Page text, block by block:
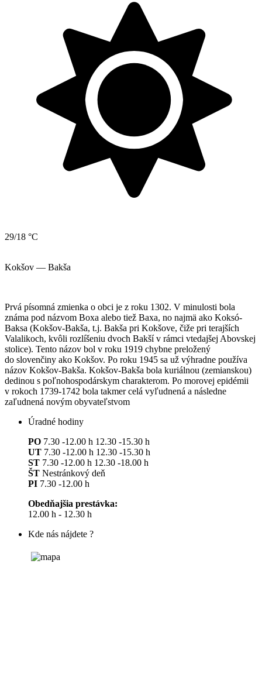
29/18 °C
Kokšov — Bakša
Prvá písomná zmienka o obci je z roku 1302. V minulosti bola
známa pod názvom Boxa alebo tiež Baxa, no najmä ako Koksó-
Baksa (Kokšov-Bakša, t.j. Bakša pri Kokšove, čiže pri terajších
Valalikoch, kvôli rozlíšeniu dvoch Bakší v rámci vtedajšej Abovskej
stolice). Tento názov bol v roku 1919 chybne preložený
do slovenčiny ako Kokšov. Po roku 1945 sa už výhradne používa
názov Kokšov-Bakša. Kokšov-Bakša bola kuriálnou (zemianskou)
dedinou s poľnohospodárskym charakterom. Po morovej epidémii
v rokoch 1739-1742 bola takmer celá vyľudnená a následne
zaľudnená novým obyvateľstvom
Úradné hodiny
PO 7.30 -12.00 h 12.30 -15.30 h
UT 7.30 -12.00 h 12.30 -15.30 h
ST 7.30 -12.00 h 12.30 -18.00 h
ŠT Nestránkový deň
PI 7.30 -12.00 h
Obedňajšia prestávka:
12.00 h - 12.30 h
Kde nás nájdete ?